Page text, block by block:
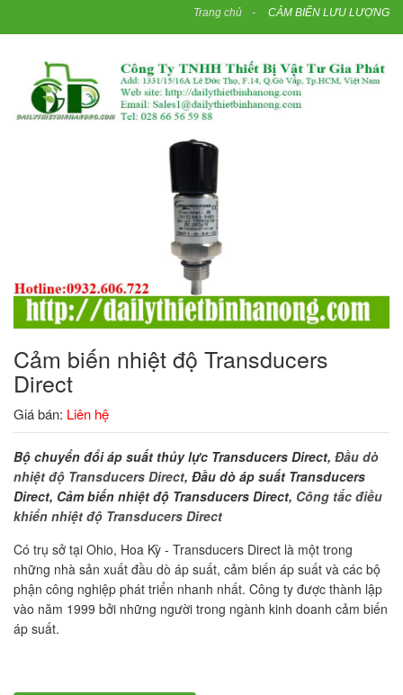
Trang chủ CẢM BIẾN LƯU LƯỢNG
Cảm biến nhiệt độ Transducers
Direct
Giá bán: Liên hệ
Bộ chuyển đổi áp suất thủy lực Transducers Direct, Đầu dò
nhiệt độ Transducers Direct, Đầu dò áp suất Transducers
Direct, Cảm biến nhiệt độ Transducers Direct, Công tắc điều
khiển nhiệt độ Transducers Direct
Có trụ sở tại Ohio, Hoa Kỳ - Transducers Direct là một trong
những nhà sản xuất đầu dò áp suất, cảm biến áp suất và các bộ
phận công nghiệp phát triển nhanh nhất. Công ty được thành lập
vào năm 1999 bởi những người trong ngành kinh doanh cảm biến
áp suất.